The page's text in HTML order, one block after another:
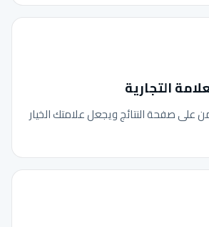
التجارية
على صفحة النتائج ويجعل علامتك الخيار